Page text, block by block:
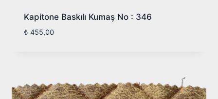
Kapitone Baskılı Kumaş No : 346
₺ 455,00